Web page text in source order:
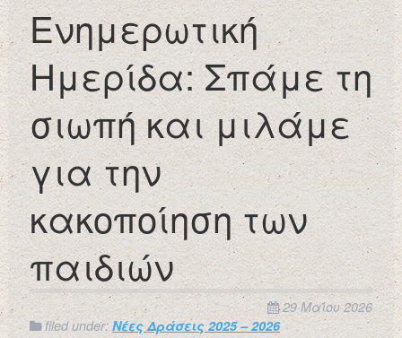
Ενημερωτική
Ημερίδα: Σπάμε τη
σιωπή και μιλάμε
για την
κακοποίηση των
παιδιών
29 Μαΐου 2026
filed under:Νέες Δράσεις 2025 – 2026